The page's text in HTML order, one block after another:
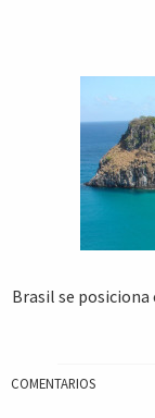
Brasil se
COMENTARIOS